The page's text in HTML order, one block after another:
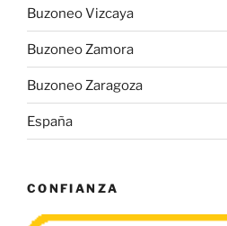
Buzoneo Vizcaya
Buzoneo Zamora
Buzoneo Zaragoza
España
CONFIANZA